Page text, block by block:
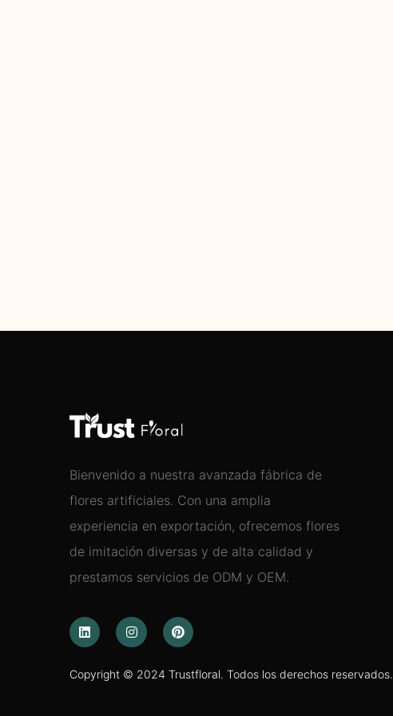
Bienvenido a nuestra avanzada fábrica de
flores artificiales. Con una amplia
experiencia en exportación, ofrecemos flores
de imitación diversas y de alta calidad y
prestamos servicios de ODM y OEM.
Copyright © 2024 Trustfloral. Todos los derechos reservados.